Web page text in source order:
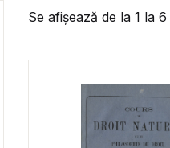
Se afișează de la 1 la 6